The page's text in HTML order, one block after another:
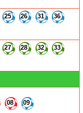
25 26 31 36
27 28 32 33
08 09